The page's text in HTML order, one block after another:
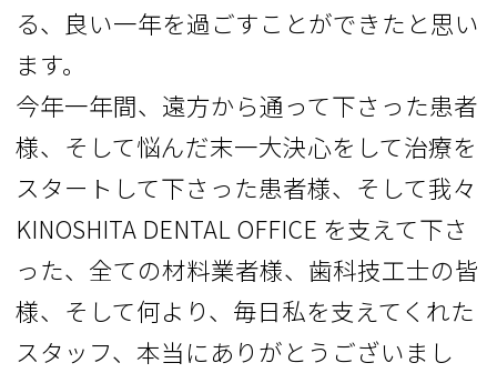
る、良い一年を過ごすことができたと思い
ます。
今年一年間、遠方から通って下さった患者
様、そして悩んだ末一大決心をして治療を
スタートして下さった患者様、そして我々
KINOSHITA DENTAL OFFICE を支えて下さ
った、全ての材料業者様、歯科技工士の皆
様、そして何より、毎日私を支えてくれた
スタッフ、本当にありがとうございまし